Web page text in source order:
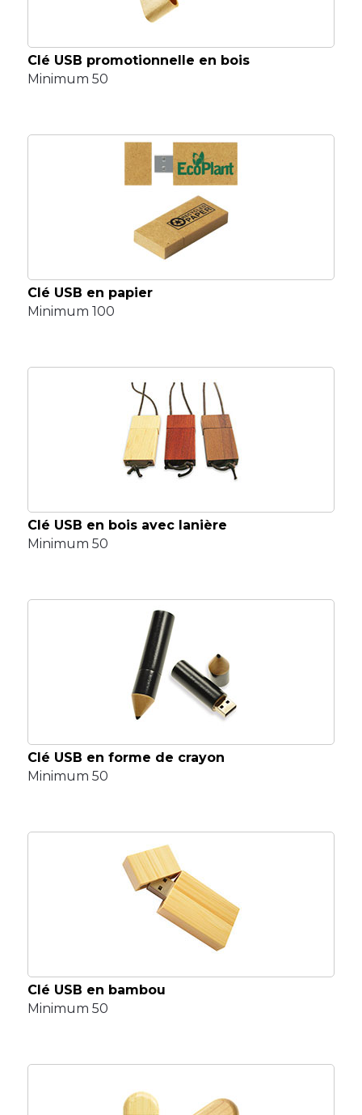
Clé USB promotionnelle en bois
Minimum 50
Clé USB en papier
Minimum 100
Clé USB en bois avec lanière
Minimum 50
Clé USB en forme de crayon
Minimum 50
Clé USB en bambou
Minimum 50